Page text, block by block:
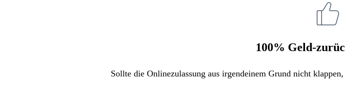
100% Geld-
Sollte die Onlinezulassung aus irgendeinem Grund nicht